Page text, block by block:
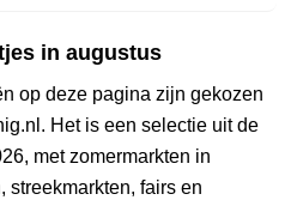
in augustus
op deze pagina zijn gekozen
Het is een selectie uit de
met zomermarkten in
streekmarkten, fairs en